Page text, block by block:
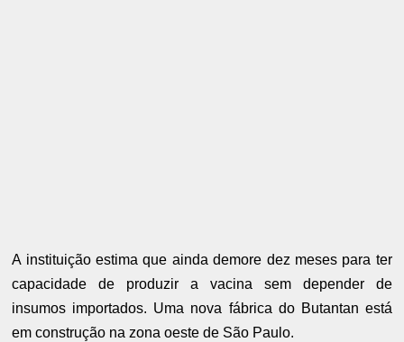
A instituição estima que ainda demore dez meses para ter
capacidade de produzir a vacina sem depender de
insumos importados. Uma nova fábrica do Butantan está
em construção na zona oeste de São Paulo.